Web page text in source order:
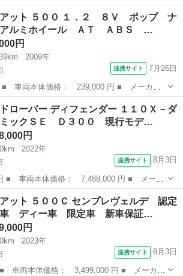
山 車体色：ホワイト 積載量：2トン エアコ
作追分駅
アット ５００ １．２ ８Ｖ ポップ ナ
ルミホイール ＡＴ ＡＢＳ …
円
2009年
提携サイト 7月26日
種名： ５００ ■ グレード名： １．２
ミホイール ＡＴ ＡＢＳ ＣＤ エアコ
の他
ローバー ディフェンダー １１０Ｘ－ダ
ミックＳＥ Ｄ３００ 現行モデ…
円
2022年
提携サイト 8月3日
■ 車種名： ディフェンダー ■ グレード
ミックＳＥ Ｄ３００ 現行モデル・ハーフ
ット ５００Ｃ センプレヴェルデ 認定
車 ディー車 限定車 新車保証…
円
2023年
提携サイト 8月3日